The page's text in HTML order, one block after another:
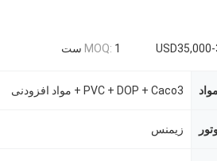
MOQ: 1 ست
مواد PVC + DOP + Caco3 + مواد افزودنی
زیمنس